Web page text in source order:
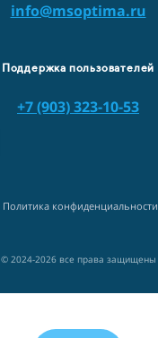
info@msoptima.ru
Поддержка пользователей
+7 (903) 323-10-53
Политика конфиденциальности
© 2024-2026 все права защищены